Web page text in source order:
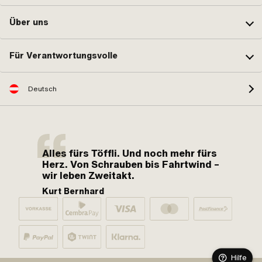
Über uns
Für Verantwortungsvolle
Deutsch
Alles fürs Töffli. Und noch mehr fürs
Herz. Von Schrauben bis Fahrtwind –
wir leben Zweitakt.
Kurt Bernhard
Hilfe